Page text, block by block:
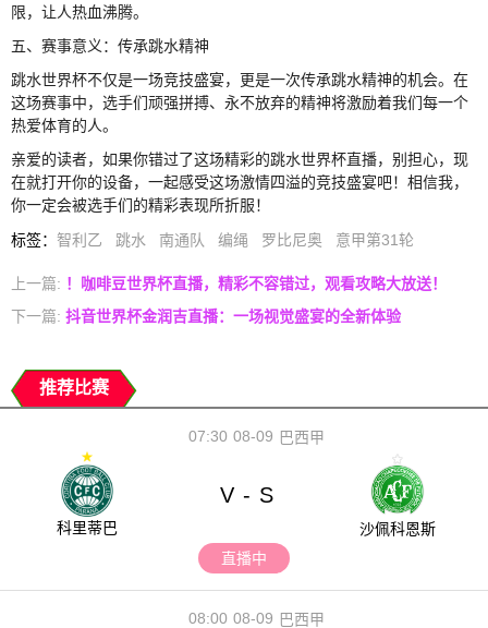
限，让人热血沸腾。
五、赛事意义：传承跳水精神
跳水世界杯不仅是一场竞技盛宴，更是一次传承跳水精神的机会。在
这场赛事中，选手们顽强拼搏、永不放弃的精神将激励着我们每一个
热爱体育的人。
亲爱的读者，如果你错过了这场精彩的跳水世界杯直播，别担心，现
在就打开你的设备，一起感受这场激情四溢的竞技盛宴吧！相信我，
你一定会被选手们的精彩表现所折服！
标签： 智利乙 跳水 南通队 编绳 罗比尼奥 意甲第31轮
上一篇: ！咖啡豆世界杯直播，精彩不容错过，观看攻略大放送！
下一篇: 抖音世界杯金润吉直播：一场视觉盛宴的全新体验
推荐比赛
08-09
07:30 巴西甲
科里蒂巴
V - S
沙佩科恩斯
直播中
08-09
08:00 巴西甲